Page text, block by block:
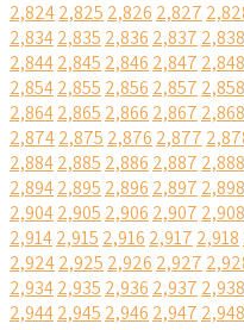
2,8242,825 2,826 2,827
2,8342,835 2,836 2,837 2,838
2,8442,845 2,846 2,847 2,848
2,8542,855 2,856 2,857 2,858
2,8642,865 2,866 2,867 2,868
2,8742,875 2,876 2,877
2,8842,885 2,886 2,887 2,888
2,8942,895 2,896 2,897 2,898
2,9042,905 2,906 2,907 2,908
2,9142,915 2,916 2,917 2,918
2,9242,925 2,926 2,927
2,9342,935 2,936 2,937 2,938
2,9442,945 2,946 2,947 2,948